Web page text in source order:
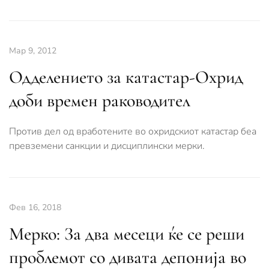
Мар 9, 2012
Одделението за катастар-Охрид
доби времен раководител
Против дел од вработените во охридскиот катастар беа
превземени санкции и дисциплински мерки.
Фев 16, 2018
Мерко: За два месеци ќе се реши
проблемот со дивата депонија во